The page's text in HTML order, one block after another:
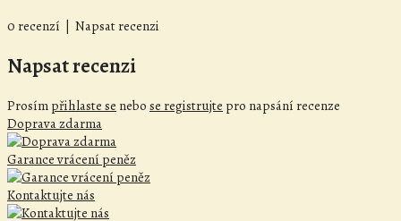
0 recenzí | Napsat recenzi
Napsat recenzi
Prosím přihlaste se nebo se registrujte pro napsání recenze
Doprava zdarma
Garance vrácení peněz
Kontaktujte nás